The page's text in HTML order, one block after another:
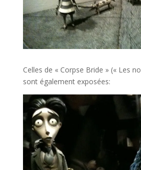
Celles de « Corpse Bride » (« Les
sont également exposées: